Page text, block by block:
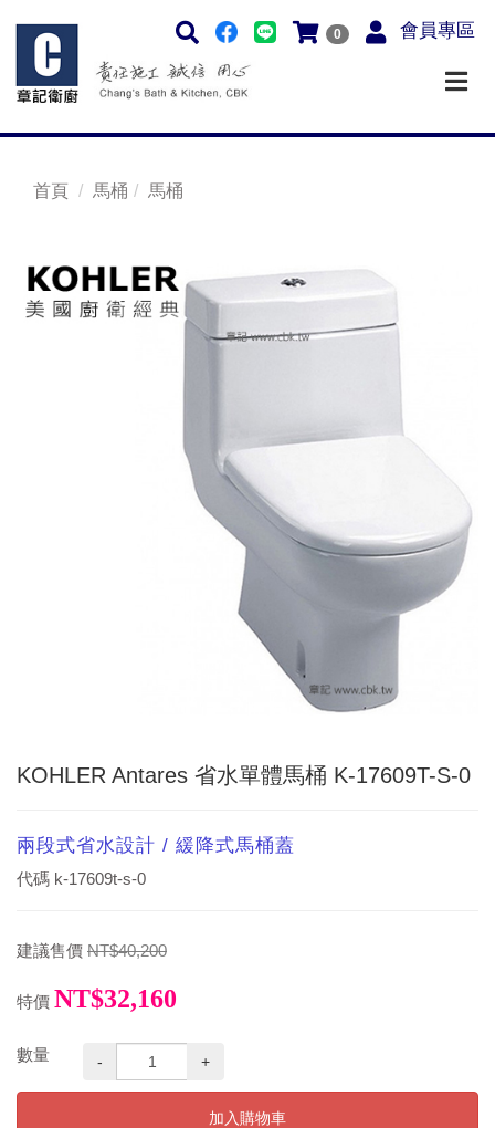
0 會員專區
首頁 馬桶 馬桶
KOHLER Antares 省水單體馬桶 K-17609T-S-0
兩段式省水設計 / 緩降式馬桶蓋
代碼 k-17609t-s-0
建議售價 NT$40,200
特價 NT$32,160
數量 - +
加入購物車